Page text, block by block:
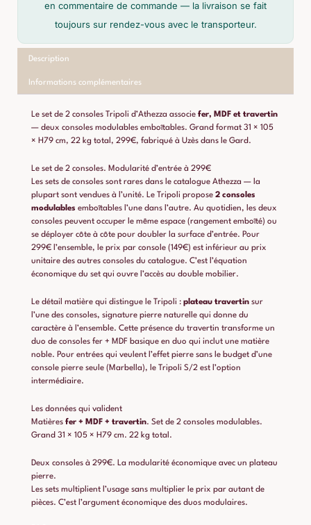
en commentaire de commande — la livraison se fait
toujours sur rendez-vous avec le transporteur.
Description
Informations complémentaires
Le set de 2 consoles Tripoli d’Athezza associe fer, MDF et travertin
— deux consoles modulables emboîtables. Grand format 31 × 105
× H79 cm, 22 kg total, 299€, fabriqué à Uzès dans le Gard.
Le set de 2 consoles. Modularité d’entrée à 299€
Les sets de consoles sont rares dans le catalogue Athezza — la
plupart sont vendues à l’unité. Le Tripoli propose 2 consoles
modulables emboîtables l’une dans l’autre. Au quotidien, les deux
consoles peuvent occuper le même espace (rangement emboîté) ou
se déployer côte à côte pour doubler la surface d’entrée. Pour
299€ l’ensemble, le prix par console (149€) est inférieur au prix
unitaire des autres consoles du catalogue. C’est l’équation
économique du set qui ouvre l’accès au double mobilier.
Le détail matière qui distingue le Tripoli : plateau travertin sur
l’une des consoles, signature pierre naturelle qui donne du
caractère à l’ensemble. Cette présence du travertin transforme un
duo de consoles fer + MDF basique en duo qui inclut une matière
noble. Pour entrées qui veulent l’effet pierre sans le budget d’une
console pierre seule (Marbella), le Tripoli S/2 est l’option
intermédiaire.
Les données qui valident
Matières fer + MDF + travertin. Set de 2 consoles modulables.
Grand 31 × 105 × H79 cm. 22 kg total.
Deux consoles à 299€. La modularité économique avec un plateau
pierre.
Les sets multiplient l’usage sans multiplier le prix par autant de
pièces. C’est l’argument économique des duos modulaires.